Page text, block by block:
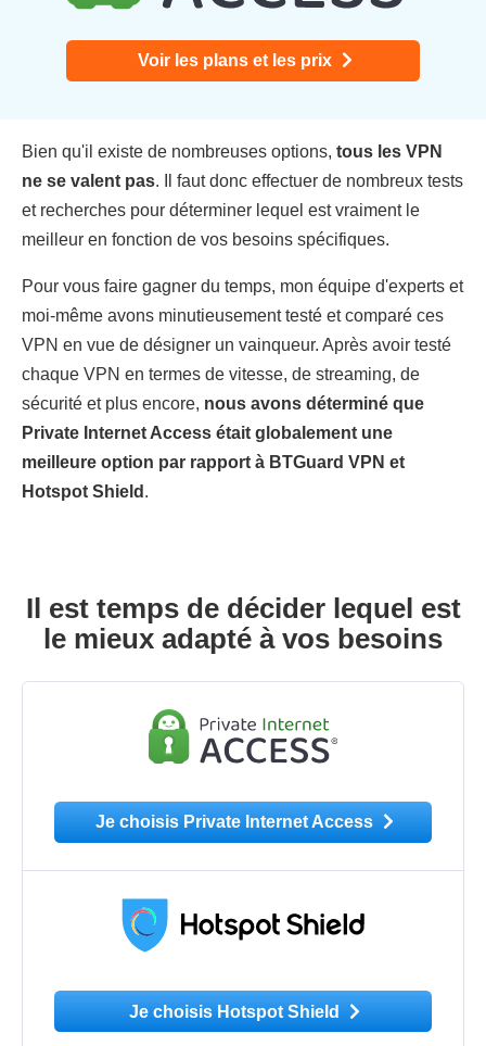
Voir les plans et les prix
Bien qu'il existe de nombreuses options, tous les VPN
ne se valent pas. Il faut donc effectuer de nombreux tests
et recherches pour déterminer lequel est vraiment le
meilleur en fonction de vos besoins spécifiques.
Pour vous faire gagner du temps, mon équipe d'experts et
moi-même avons minutieusement testé et comparé ces
VPN en vue de désigner un vainqueur. Après avoir testé
chaque VPN en termes de vitesse, de streaming, de
sécurité et plus encore, nous avons déterminé que
Private Internet Access était globalement une
meilleure option par rapport à BTGuard VPN et
Hotspot Shield .
Il est temps de décider lequel est
le mieux adapté à vos besoins
Je choisis Private Internet Access
Je choisis Hotspot Shield